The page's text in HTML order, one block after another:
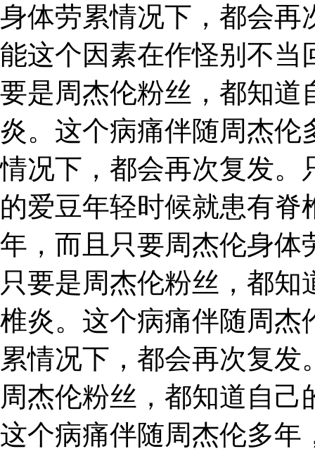
身体劳累情况下，都会再
能这个因素在作怪别不当
要是周杰伦粉丝，都知道
炎。这个病痛伴随周杰伦
情况下，都会再次复发。
的爱豆年轻时候就患有
年，而且只要周杰伦身体
只要是周杰伦粉丝，都
椎炎。这个病痛伴随周杰
累情况下，都会再次复发
周杰伦粉丝，都知道自
这个病痛伴随周杰伦多年